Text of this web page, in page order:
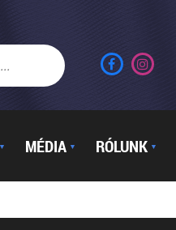
▼ MÉDIA ▼ RÓLUNK ▼